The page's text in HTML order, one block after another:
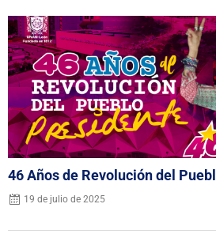
46 Años de Revolución del
19 de julio de 2025